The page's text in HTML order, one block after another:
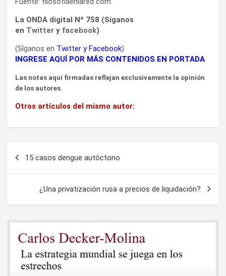
La ONDA digital Nº 758 (Síganos
en Twitter y facebook)
(Síganos en Twitter yFacebook)
INGRESE AQUÍ POR MÁS CONTENIDOS EN PORTADA
Las notas aquí firmadas reflejan exclusivamente la opinión
de los autores.
Otros artículos del mismo autor:
entradas
15 casos dengue autóctono
¿Una privatización rusa a precios de liquidación?